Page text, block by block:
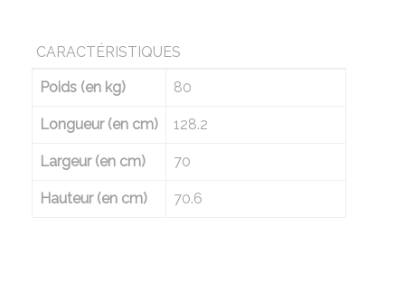
CARACTÉRISTIQUES
Poids (en kg) 80
Longueur (en cm) 128.2
Largeur (en cm) 70
Hauteur (en cm) 70.6